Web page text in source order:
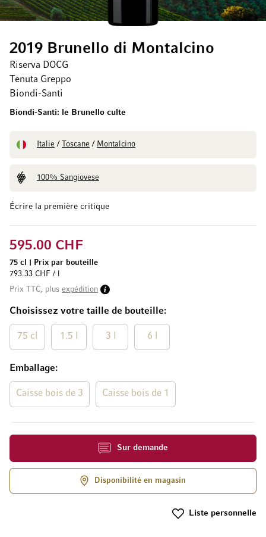
Écrire la première critique
2019 Brunello di Montalcino
Riserva DOCG
Tenuta Greppo
Biondi-Santi
Biondi-Santi: le Brunello culte
Italie / Toscane / Montalcino
100% Sangiovese
Choisissez votre taille de bouteille
75 cl 1.5 l 3 l 6 l
Emballage
Caisse bois de 3 Caisse bois de 1
595.00 CHF
75 cl
Prix par bouteille
793.33 CHF / l
Prix TTC, plus expédition
Sur demande
Disponibilité en magasin
Liste personnelle